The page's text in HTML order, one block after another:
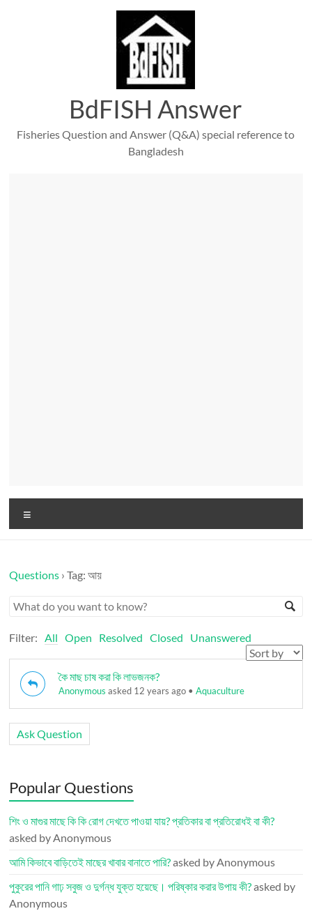
BdFISH Answer
Fisheries Question and Answer (Q&A) special reference to
Bangladesh
Questions ›Tag: আয়
Filter: All Open Resolved Closed Unanswered
কৈ মাছ চাষ করা কি লাভজনক?
Anonymous asked 12 years ago •Aquaculture
Ask Question
Popular Questions
শিং ও মাগুর মাছে কি কি রোগ দেখতে পাওয়া যায়? প্রতিকার বা প্রতিরোধই বা কী?
asked by Anonymous
আমি কিভাবে বাড়িতেই মাছের খাবার বানাতে পারি?asked by Anonymous
পুকুরের পানি গাঢ় সবুজ ও দুর্গন্ধ যুক্ত হয়েছে। পরিষ্কার করার উপায় কী?asked by
Anonymous